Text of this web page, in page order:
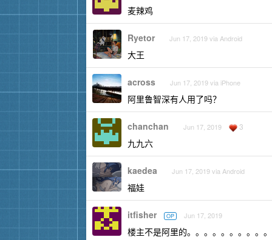
麦辣鸡
Ryetor Jun 17, 2019 via Android
大王
across Jun 17, 2019 via iPhone
阿里鲁智深有人用了吗？
chanchan Jun 17, 2019 3
九九六
kaedea Jun 17, 2019 via Android
福娃
itfisher OP Jun 17, 2019
楼主不是阿里的。。。。。。。。。。